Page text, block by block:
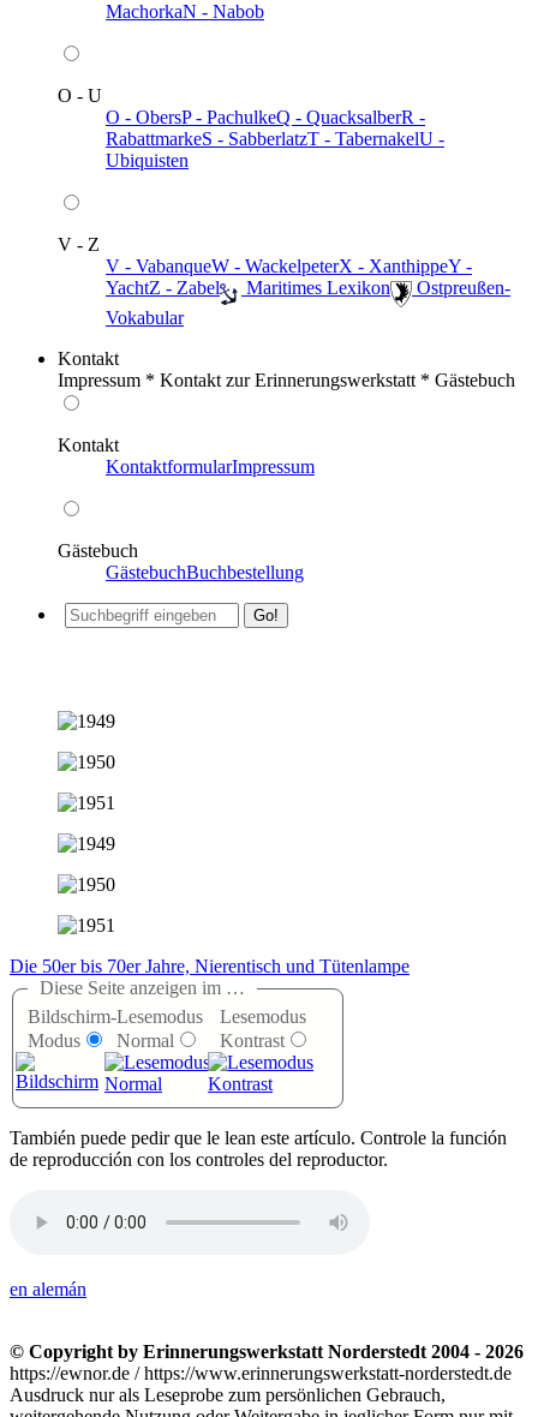
MachorkaN - Nabob
O - U
O - ObersP - PachulkeQ - QuacksalberR -
RabattmarkeS - SabberlatzT - TabernakelU -
Ubiquisten
V - Z
V - VabanqueW - WackelpeterX - XanthippeY -
YachtZ - Zabel ️ Maritimes Lexikon
️ Ostpreußen-
Vokabular
Kontakt
Impressum * Kontakt zur Erinnerungswerkstatt * Gästebuch
Kontakt
KontaktformularImpressum
Gästebuch
GästebuchBuchbestellung
Die 50er bis 70er Jahre, Nierentisch und Tütenlampe
Diese Seite anzeigen im …
Bildschirm-
Modus
Lesemodus
Normal
Lesemodus
Kontrast
También puede pedir que le lean este artículo. Controle la función
de reproducción con los controles del reproductor.
en alemán
© Copyright by Erinnerungswerkstatt Norderstedt 2004 - 2026
https://ewnor.de / https://www.erinnerungswerkstatt-norderstedt.de
Ausdruck nur als Leseprobe zum persönlichen Gebrauch,